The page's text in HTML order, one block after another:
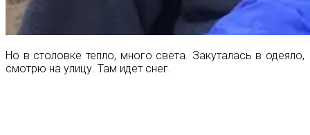
Но в столовке тепло, много света. Закуталась в одеяло,
смотрю на улицу. Там идет снег.